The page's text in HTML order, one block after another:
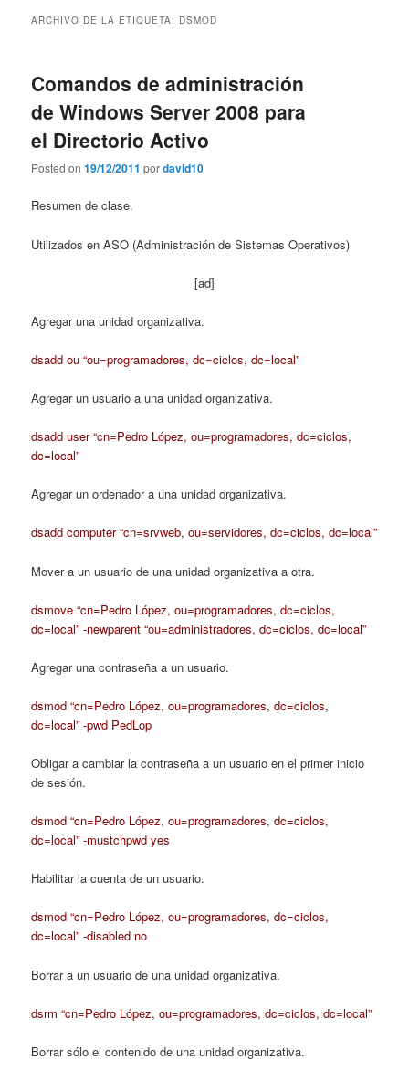
ARCHIVO DE LA ETIQUETA: DSMOD
Comandos de administración
de Windows Server 2008 para
el Directorio Activo
Posted on19/12/2011 pordavid10
Resumen de clase.
Utilizados en ASO (Administración de Sistemas Operativos)
[ad]
Agregar una unidad organizativa.
dsadd ou “ou=programadores, dc=ciclos, dc=local”
Agregar un usuario a una unidad organizativa.
dsadd user “cn=Pedro López, ou=programadores, dc=ciclos,
dc=local”
Agregar un ordenador a una unidad organizativa.
dsadd computer “cn=srvweb, ou=servidores, dc=ciclos, dc=local”
Mover a un usuario de una unidad organizativa a otra.
dsmove “cn=Pedro López, ou=programadores, dc=ciclos,
dc=local” -newparent “ou=administradores, dc=ciclos, dc=local”
Agregar una contraseña a un usuario.
dsmod “cn=Pedro López, ou=programadores, dc=ciclos,
dc=local” -pwd PedLop
Obligar a cambiar la contraseña a un usuario en el primer inicio
de sesión.
dsmod “cn=Pedro López, ou=programadores, dc=ciclos,
dc=local” -mustchpwd yes
Habilitar la cuenta de un usuario.
dsmod “cn=Pedro López, ou=programadores, dc=ciclos,
dc=local” -disabled no
Borrar a un usuario de una unidad organizativa.
dsrm “cn=Pedro López, ou=programadores, dc=ciclos, dc=local”
Borrar sólo el contenido de una unidad organizativa.